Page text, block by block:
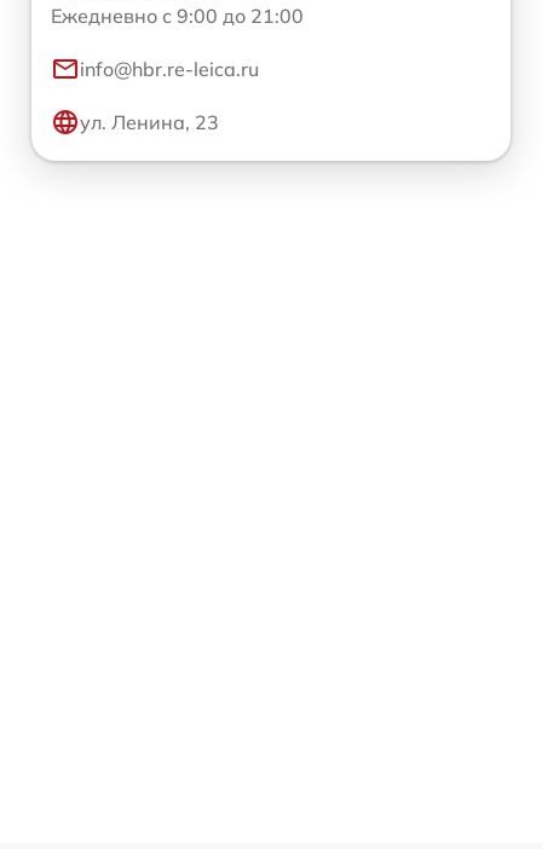
Ежедневно с 9:00 до 21:00
info@hbr.re-leica.ru
ул. Ленина, 23